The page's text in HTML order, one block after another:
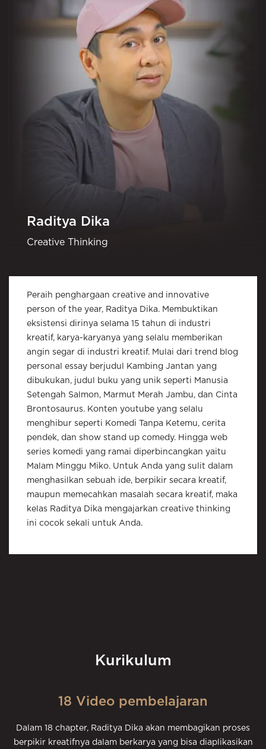
Raditya Dika
Creative Thinking
Peraih penghargaan creative and innovative
person of the year, Raditya Dika. Membuktikan
eksistensi dirinya selama 15 tahun di industri
kreatif, karya-karyanya yang selalu memberikan
angin segar di industri kreatif. Mulai dari trend blog
personal essay berjudul Kambing Jantan yang
dibukukan, judul buku yang unik seperti Manusia
Setengah Salmon, Marmut Merah Jambu, dan Cinta
Brontosaurus. Konten youtube yang selalu
menghibur seperti Komedi Tanpa Ketemu, cerita
pendek, dan show stand up comedy. Hingga web
series komedi yang ramai diperbincangkan yaitu
Malam Minggu Miko. Untuk Anda yang sulit dalam
menghasilkan sebuah ide, berpikir secara kreatif,
maupun memecahkan masalah secara kreatif, maka
kelas Raditya Dika mengajarkan creative thinking
ini cocok sekali untuk Anda.
Kurikulum
18 Video pembelajaran
Dalam 18 chapter, Raditya Dika akan membagikan proses
berpikir kreatifnya dalam berkarya yang bisa diaplikasikan